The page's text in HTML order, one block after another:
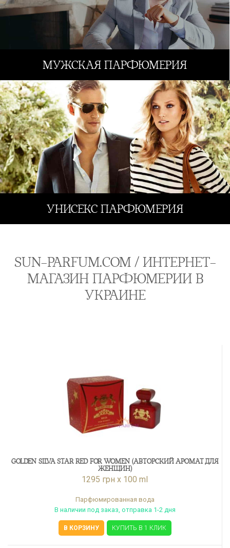
МУЖСКАЯ ПАРФЮМЕРИЯ
УНИСЕКС ПАРФЮМЕРИЯ
SUN-PARFUM.COM / ИНТЕРНЕТ-
МАГАЗИН ПАРФЮМЕРИИ В
УКРАИНЕ
GOLDEN SILVA STAR RED FOR WOMEN (АВТОРСКИЙ АРОМАТ ДЛЯ
ЖЕНЩИН)
1295 грн x 100 ml
Парфюмированная вода
В наличии под заказ, отправка 1-2 дня
В КОРЗИНУ КУПИТЬ В 1 КЛИК